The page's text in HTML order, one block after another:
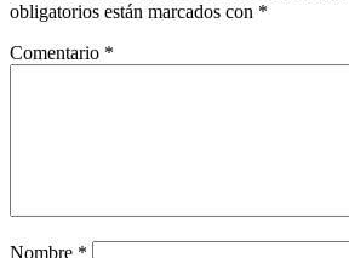
obligatorios están marcados con *
Comentario *
Nombre *